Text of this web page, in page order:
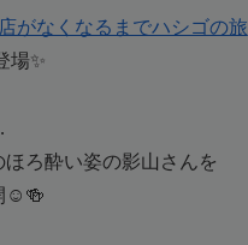
がなくなるまでハシゴの旅
場✨
ほろ酔い姿の影山さんを
☺️🍻